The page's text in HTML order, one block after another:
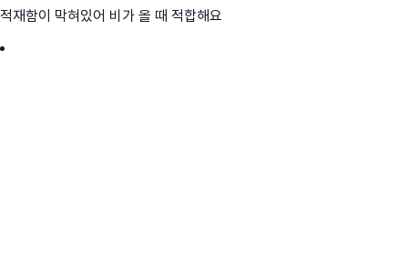
적재함이 막혀있어 비가 올 때 적합해요